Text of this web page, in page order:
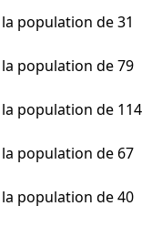
population de 31
population de 79
population de 114
population de 67
population de 40